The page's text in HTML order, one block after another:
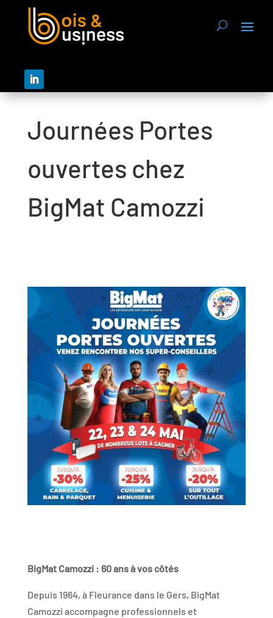
Journées Portes
ouvertes chez
BigMat Camozzi
BigMat Camozzi : 60 ans à vos côtés
Depuis 1964, à Fleurance dans le Gers, BigMat
Camozzi accompagne professionnels et